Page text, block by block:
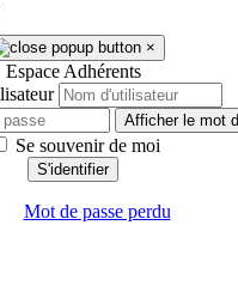
×
Espace Adhérents
Afficher le mot
Se souvenir de moi
S'identifier
Mot de passe perdu